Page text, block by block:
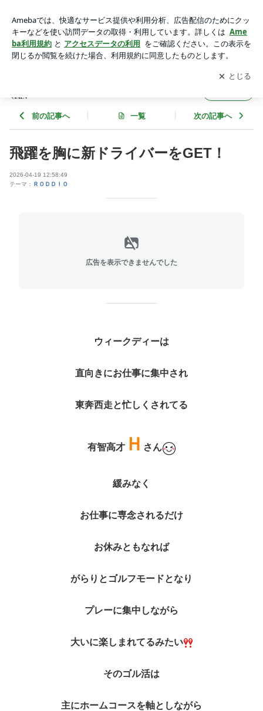
アプリをダウンロードして ブログの更新通知
を受け取りまし
ょう。
開く
前の記事へ 一覧 次の記事へ
飛躍を胸に新ドライバーをGET！
2026-04-19 12:58:49
テーマ： ＲＯＤＤＩＯ
広告を表示できませんでした
ウィークディーは
直向きにお仕事に集中され
東奔西走と忙しくされてる
有智高才Ｈ さん
緩みなく
お仕事に専念されるだけ
お休みともなれば
がらりとゴルフモードとなり
プレーに集中しながら
大いに楽しまれてるみたい
そのゴル活は
主にホームコースを軸としながら